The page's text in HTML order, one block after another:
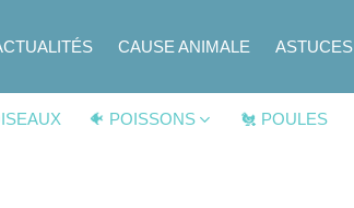
CAUSE ANIMALE ASTUCES
🐠 POISSONS 🐔 POULES